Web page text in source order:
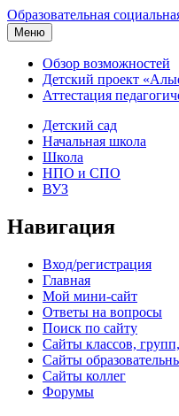
Образовательная
Меню
Обзор возможностей
Детский проект
Аттестация
Детский сад
Начальная школа
Школа
НПО и СПО
ВУЗ
Навигация
Вход/регистрация
Главная
Мой мини-сайт
Ответы на вопросы
Поиск по сайту
Сайты классов,
Сайты
Сайты коллег
Форумы